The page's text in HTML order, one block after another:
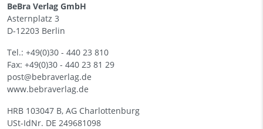
BeBra Verlag GmbH
Asternplatz 3
D-12203 Berlin
Tel.: +49(0)30 - 440 23 810
Fax: +49(0)30 - 440 23 81 29
post@bebraverlag.de
www.bebraverlag.de
HRB 103047 B, AG Charlottenburg
USt-IdNr. DE 249681098